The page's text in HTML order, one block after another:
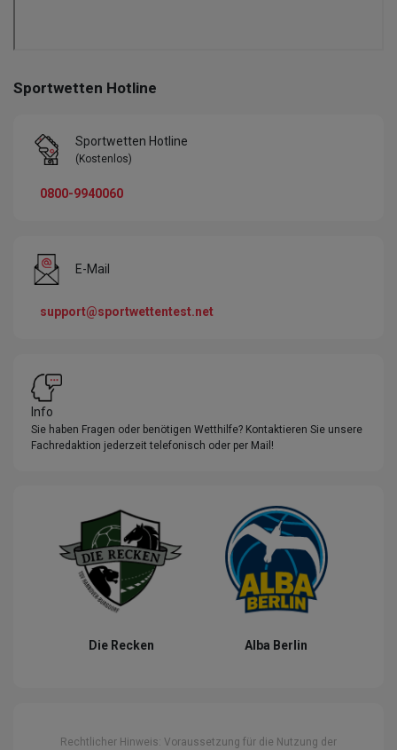
Sportwetten Hotline
Sportwetten Hotline
(Kostenlos)
0800-9940060
E-Mail
support@sportwettentest.net
Info
Sie haben Fragen oder benötigen Wetthilfe? Kontaktieren Sie unsere
Fachredaktion jederzeit telefonisch oder per Mail!
Die Recken Alba Berlin
Rechtlicher Hinweis: Voraussetzung für die Nutzung der